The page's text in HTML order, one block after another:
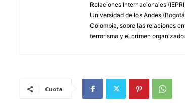
Relaciones Internacionales
Universidad de los Andes
Colombia, sobre las relaciones
terrorismo y el crimen organizado.
Cuota